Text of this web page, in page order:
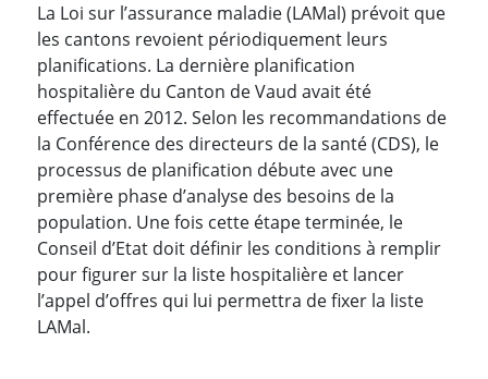
La Loi sur l’assurance maladie (LAMal) prévoit que
les cantons revoient périodiquement leurs
planifications. La dernière planification
hospitalière du Canton de Vaud avait été
effectuée en 2012. Selon les recommandations de
la Conférence des directeurs de la santé (CDS), le
processus de planification débute avec une
première phase d’analyse des besoins de la
population. Une fois cette étape terminée, le
Conseil d’Etat doit définir les conditions à remplir
pour figurer sur la liste hospitalière et lancer
l’appel d’offres qui lui permettra de fixer la liste
LAMal.